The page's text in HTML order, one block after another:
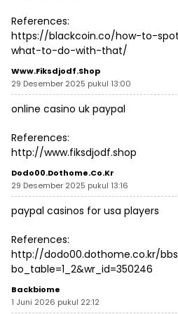
References:
https://blackcoin.co/how-to-
what-to-do-with-that/
Www.fiksdjodf.shop
29 Desember 2025 pukul 13:00
online casino uk paypal
References:
http://www.fiksdjodf.shop
Dodo00.dothome.co.kr
29 Desember 2025 pukul 13:16
paypal casinos for usa players
References:
http://dodo00.dothome.co.kr/
bo_table=1_2&wr_id=350246
Backbiome
1 Juni 2026 pukul 22:12